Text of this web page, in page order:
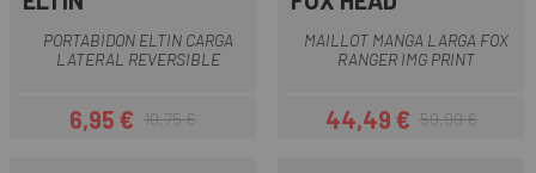
PORTABIDON ELTIN CARGA
LATERAL REVERSIBLE
Precio
6,95 €Precio regular
10,75 €
MAILLOT MANGA LARGA FOX
RANGER IMG PRINT
Precio
44,49 €Precio regular
59,99 €